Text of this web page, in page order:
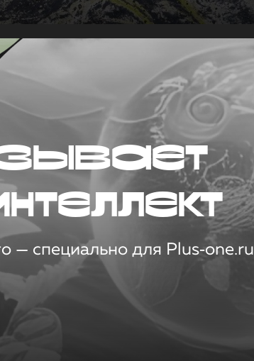
— специально для Plus‑one.ru